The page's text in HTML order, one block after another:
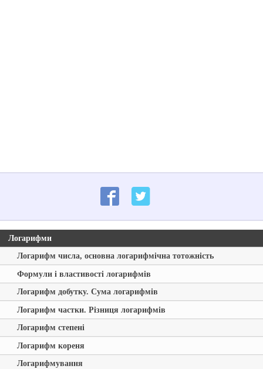
Логарифми
Логарифм числа, основна логарифмічна тотожність
Формули і властивості логарифмів
Логарифм добутку. Сума логарифмів
Логарифм частки. Різниця логарифмів
Логарифм степені
Логарифм кореня
Логарифмування